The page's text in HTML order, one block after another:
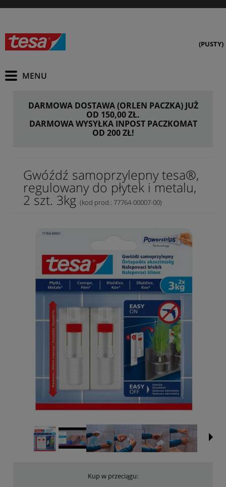
(PUSTY)
DARMOWA DOSTAWA (ORLEN PACZKA) JUŻ
OD 150,00 ZŁ.
DARMOWA WYSYŁKA INPOST PACZKOMAT
OD 200 ZŁ!
Gwóźdź samoprzylepny tesa®,
regulowany do płytek i metalu,
2 szt. 3kg (kod prod.: 77764-00007-00)
Kup w przeciągu: